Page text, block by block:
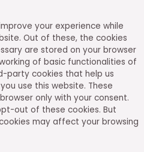
your experience while
Out of these, the cookies
are stored on your browser
of basic functionalities of
party cookies that help us
use this website. These
only with your consent.
out of these cookies. But
may affect your browsing